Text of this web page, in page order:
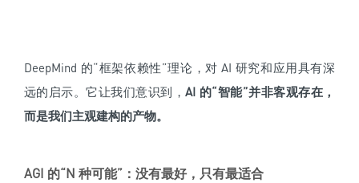
DeepMind 的“框架依赖性”理论，对 AI 研究和应用具有深
远的启示。它让我们意识到，AI 的“智能”并非客观存在，
而是我们主观建构的产物。
AGI 的“N 种可能”：没有最好，只有最适合